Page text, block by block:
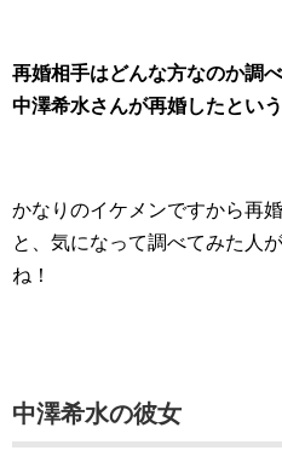
再婚相手はどんな方なのか調
中澤希水さんが再婚したとい
かなりのイケメンですから再
と、気になって調べてみた人
ね！
中澤希水の彼女